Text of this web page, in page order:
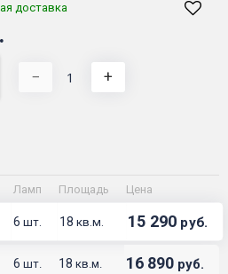
доставка
− +
Ламп Площадь Цена
6 шт. 18кв.м. 15 290 руб.
6 шт. 18 кв.м. 16 890 руб.